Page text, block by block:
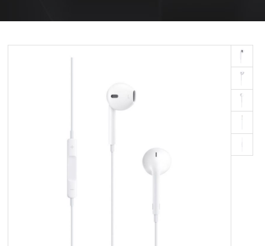
OM OS
FORRETNINGSBETINGELSER
APPLE FOR BUSINESS